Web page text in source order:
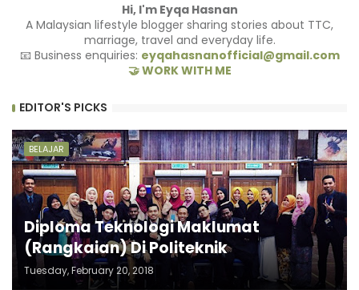
Hi, I'm Eyqa Hasnan
A Malaysian lifestyle blogger sharing stories about TTC,
marriage, travel and everyday life.
📧 Business enquiries: eyqahasnanofficial@gmail.com
🤝 WORK WITH ME
EDITOR'S PICKS
BELAJAR
Diploma Teknologi Maklumat
(Rangkaian) Di Politeknik
Tuesday, February 20, 2018